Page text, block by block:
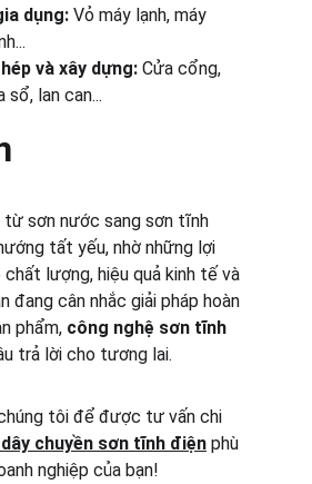
dụng: Vỏ máy lạnh, máy
và xây dựng: Cửa cổng,
sổ, lan can...
từ sơn nước sang sơn tĩnh
tất yếu, nhờ những lợi
lượng, hiệu quả kinh tế và
đang cân nhắc giải pháp hoàn
phẩm, công nghệ sơn tĩnh
trả lời cho tương lai.
tôi để được tư vấn chi
chuyền sơn tĩnh điện phù
nghiệp của bạn!